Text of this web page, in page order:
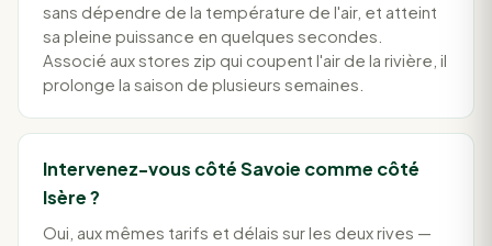
sans dépendre de la température de l'air, et atteint
sa pleine puissance en quelques secondes.
Associé aux stores zip qui coupent l'air de la rivière, il
prolonge la saison de plusieurs semaines.
Intervenez-vous côté Savoie comme côté
Isère ?
Oui, aux mêmes tarifs et délais sur les deux rives —